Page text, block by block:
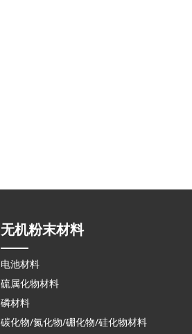
无机粉末材料
电池材料
硫属化物材料
磷材料
碳化物/氮化物/硼化物/硅化物材料